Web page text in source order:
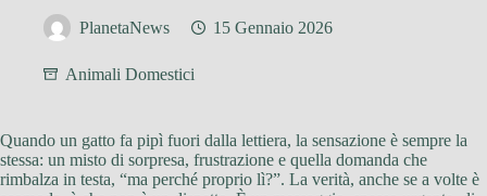
PlanetaNews 15 Gennaio 2026
Animali Domestici
Quando un gatto fa pipì fuori dalla lettiera, la sensazione è sempre la
stessa: un misto di sorpresa, frustrazione e quella domanda che
rimbalza in testa, “ma perché proprio lì?”. La verità, anche se a volte è